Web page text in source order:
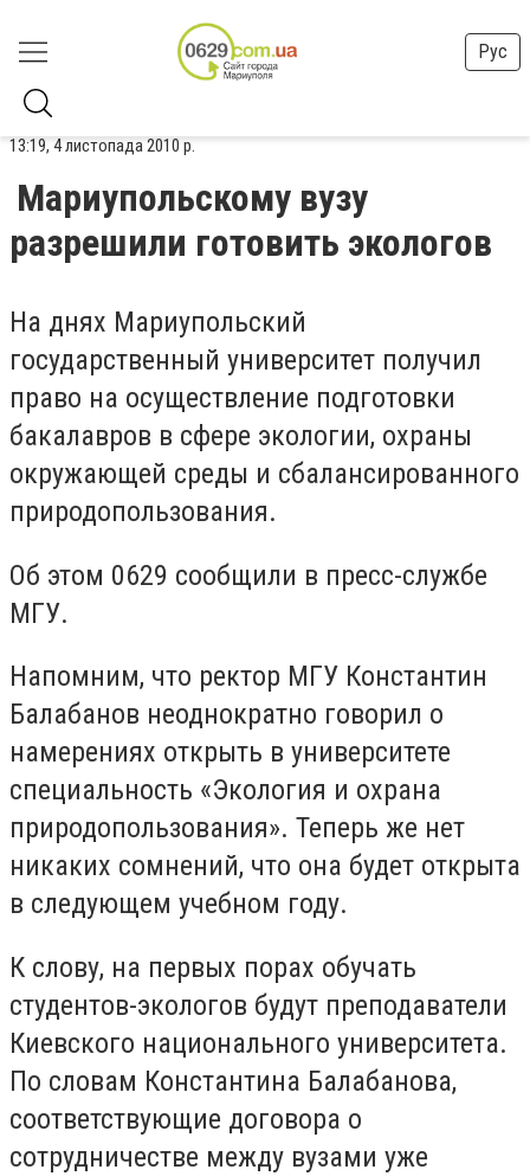
Рус
13:19, 4 листопада 2010 р.
Мариупольскому вузу
разрешили готовить экологов
На днях Мариупольский
государственный университет получил
право на осуществление подготовки
бакалавров в сфере экологии, охраны
окружающей среды и сбалансированного
природопользования.
Об этом 0629 сообщили в пресс-службе
МГУ.
Напомним, что ректор МГУ Константин
Балабанов неоднократно говорил о
намерениях открыть в университете
специальность «Экология и охрана
природопользования». Теперь же нет
никаких сомнений, что она будет открыта
в следующем учебном году.
К слову, на первых порах обучать
студентов-экологов будут преподаватели
Киевского национального университета.
По словам Константина Балабанова,
соответствующие договора о
сотрудничестве между вузами уже